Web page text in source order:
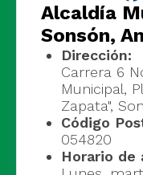
Alcaldía
Sonsón,
Dirección:
Carrera 6
Municipal,
Zapata",
Código
054820
Horario de